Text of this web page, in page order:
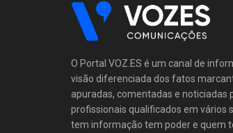
O Portal VOZ.ES é um canal de
visão diferenciada dos fatos
apuradas, comentadas e noticiadas
profissionais qualificados em vários
tem informação tem poder e quem